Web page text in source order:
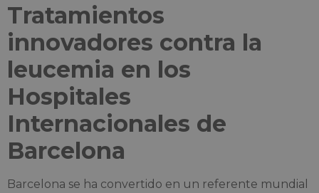
Tratamientos
innovadores contra la
leucemia en los
Hospitales
Internacionales de
Barcelona
Barcelona se ha convertido en un referente mundial